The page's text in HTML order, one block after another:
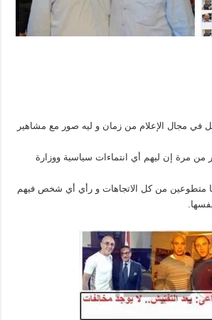
في مجال الإعلام من زمان و ليه صور مع مشاهير
من مرة إن ليهم أي انتماءات سياسية ووزارة
متطوعين من كل الاتجاهات و رأي أي شخص فيهم